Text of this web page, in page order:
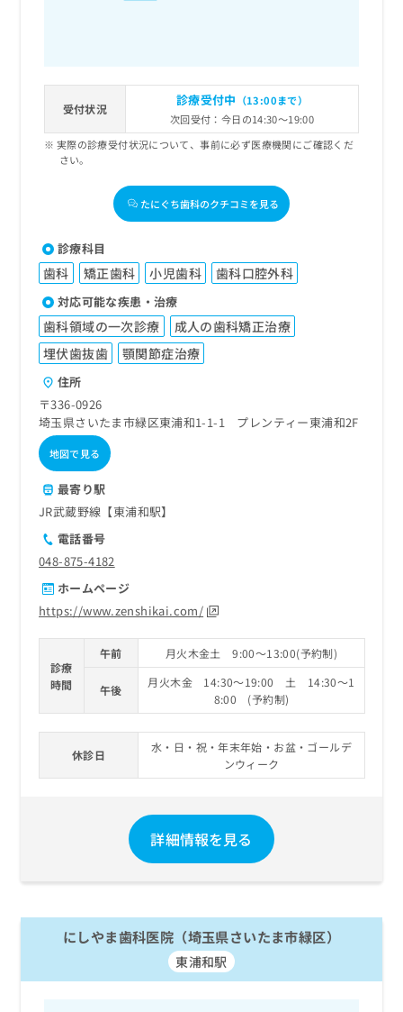
受付状況
診療受付中 （13:00まで）
次回受付：今日の14:30～19:00
実際の診療受付状況について、事前に必ず医療機関にご確認くだ
さい。
たにぐち歯科のクチコミを見る
診療科目
歯科 矯正歯科 小児歯科 歯科口腔外科
対応可能な疾患・治療
歯科領域の一次診療
成人の歯科矯正治療
埋伏歯抜歯
顎関節症治療
住所
〒336-0926
埼玉県さいたま市緑区東浦和1-1-1 プレンティー東浦和2F
地図で見る
最寄り駅
JR武蔵野線【東浦和駅】
電話番号
048-875-4182
ホームページ
https://www.zenshikai.com/
診療
時間
午前 月火木金土 9:00～13:00(予約制)
午後
月火木金 14:30～19:00 土 14:30～1
8:00 (予約制)
休診日
水・日・祝・年末年始・お盆・ゴールデ
ンウィーク
詳細情報を見る
にしやま歯科医院（埼玉県さいたま市緑区）
東浦和駅